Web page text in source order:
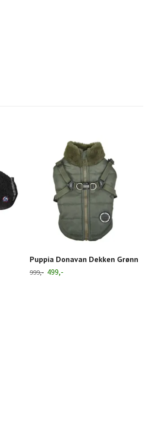
Puppia Donavan Dekken Grønn
999,- 499,-